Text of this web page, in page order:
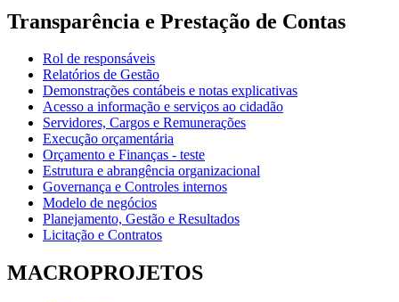
Transparência e Prestação de Contas
Rol de responsáveis
Relatórios de Gestão
Demonstrações contábeis e notas explicativas
Acesso a informação e serviços ao cidadão
Servidores, Cargos e Remunerações
Execução orçamentária
Orçamento e Finanças - teste
Estrutura e abrangência organizacional
Governança e Controles internos
Modelo de negócios
Planejamento, Gestão e Resultados
Licitação e Contratos
MACROPROJETOS